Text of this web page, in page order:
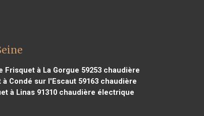
à La Gorgue 59253chaudière
Condé sur l'Escaut 59163 chaudière
à Linas 91310 chaudière électrique